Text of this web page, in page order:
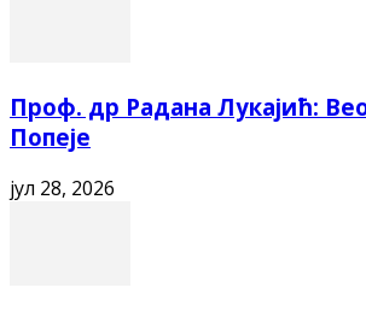
Проф. др Радана Лукајић:
Попеје
јул 28, 2026